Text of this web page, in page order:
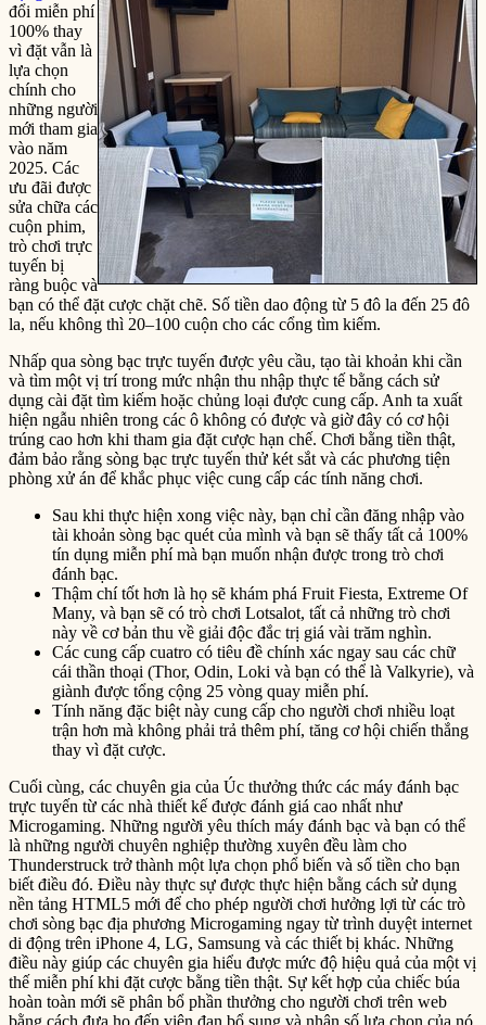
đổi miễn phí
100% thay
vì đặt vẫn là
lựa chọn
chính cho
những người
mới tham gia
vào năm
2025. Các
ưu đãi được
sửa chữa các
cuộn phim,
trò chơi trực
tuyến bị
ràng buộc và
bạn có thể đặt cược chặt chẽ. Số tiền dao động từ 5 đô la đến 25 đô
la, nếu không thì 20–100 cuộn cho các cổng tìm kiếm.
Nhấp qua sòng bạc trực tuyến được yêu cầu, tạo tài khoản khi cần
và tìm một vị trí trong mức nhận thu nhập thực tế bằng cách sử
dụng cài đặt tìm kiếm hoặc chủng loại được cung cấp. Anh ta xuất
hiện ngẫu nhiên trong các ô không có được và giờ đây có cơ hội
trúng cao hơn khi tham gia đặt cược hạn chế. Chơi bằng tiền thật,
đảm bảo rằng sòng bạc trực tuyến thử két sắt và các phương tiện
phòng xử án để khắc phục việc cung cấp các tính năng chơi.
Sau khi thực hiện xong việc này, bạn chỉ cần đăng nhập vào
tài khoản sòng bạc quét của mình và bạn sẽ thấy tất cả 100%
tín dụng miễn phí mà bạn muốn nhận được trong trò chơi
đánh bạc.
Thậm chí tốt hơn là họ sẽ khám phá Fruit Fiesta, Extreme Of
Many, và bạn sẽ có trò chơi Lotsalot, tất cả những trò chơi
này về cơ bản thu về giải độc đắc trị giá vài trăm nghìn.
Các cung cấp cuatro có tiêu đề chính xác ngay sau các chữ
cái thần thoại (Thor, Odin, Loki và bạn có thể là Valkyrie), và
giành được tổng cộng 25 vòng quay miễn phí.
Tính năng đặc biệt này cung cấp cho người chơi nhiều loạt
trận hơn mà không phải trả thêm phí, tăng cơ hội chiến thắng
thay vì đặt cược.
Cuối cùng, các chuyên gia của Úc thưởng thức các máy đánh bạc
trực tuyến từ các nhà thiết kế được đánh giá cao nhất như
Microgaming. Những người yêu thích máy đánh bạc và bạn có thể
là những người chuyên nghiệp thường xuyên đều làm cho
Thunderstruck trở thành một lựa chọn phổ biến và số tiền cho bạn
biết điều đó. Điều này thực sự được thực hiện bằng cách sử dụng
nền tảng HTML5 mới để cho phép người chơi hưởng lợi từ các trò
chơi sòng bạc địa phương Microgaming ngay từ trình duyệt internet
di động trên iPhone 4, LG, Samsung và các thiết bị khác. Những
điều này giúp các chuyên gia hiểu được mức độ hiệu quả của một vị
thế miễn phí khi đặt cược bằng tiền thật. Sự kết hợp của chiếc búa
hoàn toàn mới sẽ phân bổ phần thưởng cho người chơi trên web
bằng cách đưa họ đến viên đạn bổ sung và nhân số lựa chọn của nó